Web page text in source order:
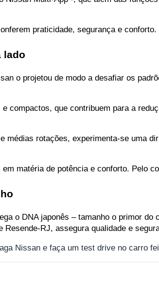
praticidade, segurança e conforto.
lado
o projetou de modo a desafiar os
compactos, que contribuem para a
rotações, experimenta-se uma
matéria de potência e conforto. Pelo
o DNA japonês – tamanho o primor
RJ, assegura qualidade e
Nissan e faça um test drive no carro